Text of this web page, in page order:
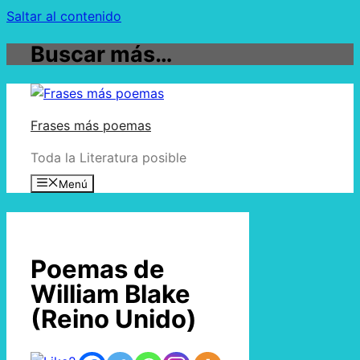
Saltar al contenido
Buscar más…
Frases más poemas
Toda la Literatura posible
Menú
Poemas de
William Blake
(Reino Unido)